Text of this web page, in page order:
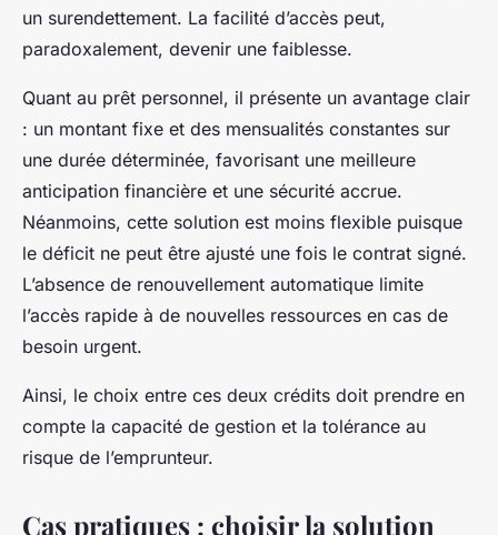
un surendettement. La facilité d’accès peut,
paradoxalement, devenir une faiblesse.
Quant au prêt personnel, il présente un avantage clair
: un montant fixe et des mensualités constantes sur
une durée déterminée, favorisant une meilleure
anticipation financière et une sécurité accrue.
Néanmoins, cette solution est moins flexible puisque
le déficit ne peut être ajusté une fois le contrat signé.
L’absence de renouvellement automatique limite
l’accès rapide à de nouvelles ressources en cas de
besoin urgent.
Ainsi, le choix entre ces deux crédits doit prendre en
compte la capacité de gestion et la tolérance au
risque de l’emprunteur.
Cas pratiques : choisir la solution